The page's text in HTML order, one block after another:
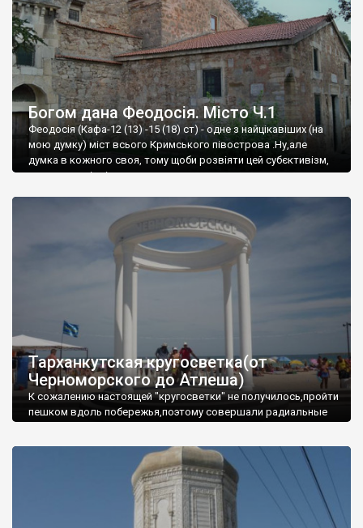
Богом дана Феодосія. Місто Ч.1
Феодосія (Кафа-12 (13) -15 (18) ст) - одне з найцікавіших (на
мою думку) міст всього Кримського півострова .Ну,але
думка в кожного своя, тому щоби розвіяти цей субєктивізм,
запрошую відвідати це
Тарханкутская кругосветка(от
Черноморского до Атлеша)
К сожалению настоящей "кругосветки" не получилось,пройти
пешком вдоль побережья,поэтому совершали радиальные